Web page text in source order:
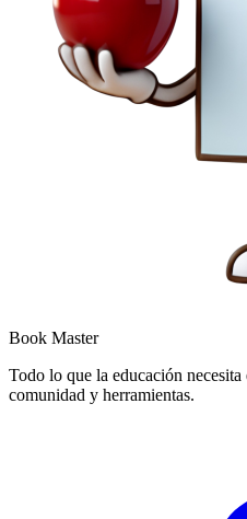
Book Master
Todo lo que la educación
comunidad y herramientas.